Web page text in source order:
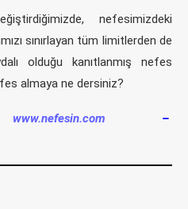
nefesimizdeki
sınırlayan tüm limitlerden de
olduğu kanıtlanmış nefes
almaya ne dersiniz?
www.nefesin.com –